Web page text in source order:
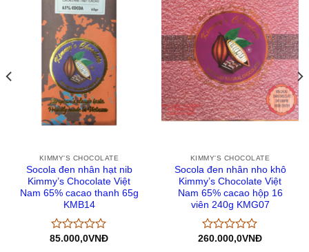
KIMMY'S CHOCOLATE
Socola đen nhân hạt nib
Kimmy’s Chocolate Việt
Nam 65% cacao thanh 65g
KMB14
Được
85.000,0VNĐ
KIMMY'S CHOCOLATE
Socola đen nhân nho khô
Kimmy’s Chocolate Việt
Nam 65% cacao hộp 16
viên 240g KMG07
Được
260.000,0VNĐ